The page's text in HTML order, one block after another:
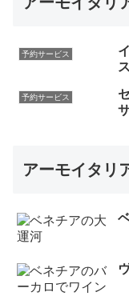
予約サービス
ス
予約サービス
アーモイタリ